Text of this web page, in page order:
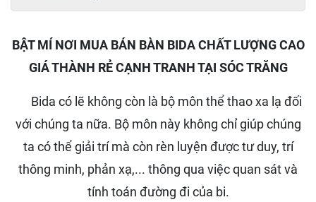
BẬT MÍ NƠI MUA BÁN BÀN BIDA CHẤT LƯỢNG CAO
GIÁ THÀNH RẺ CẠNH TRANH TẠI SÓC TRĂNG
Bida có lẽ không còn là bộ môn thể thao xa lạ đối
với chúng ta nữa. Bộ môn này không chỉ giúp chúng
ta có thể giải trí mà còn rèn luyện được tư duy, trí
thông minh, phản xạ,... thông qua việc quan sát và
tính toán đường đi của bi.